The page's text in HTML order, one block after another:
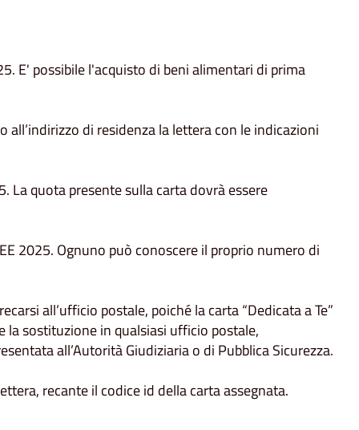
E' possibile l'acquisto di beni alimentari di prima
di residenza la lettera con le indicazioni
La quota presente sulla carta dovrà essere
2025. Ognuno può conoscere il proprio numero di
all’ufficio postale, poiché la carta “Dedicata a Te”
la sostituzione in qualsiasi ufficio postale,
all’Autorità Giudiziaria o di Pubblica Sicurezza.
recante il codice id della carta assegnata.